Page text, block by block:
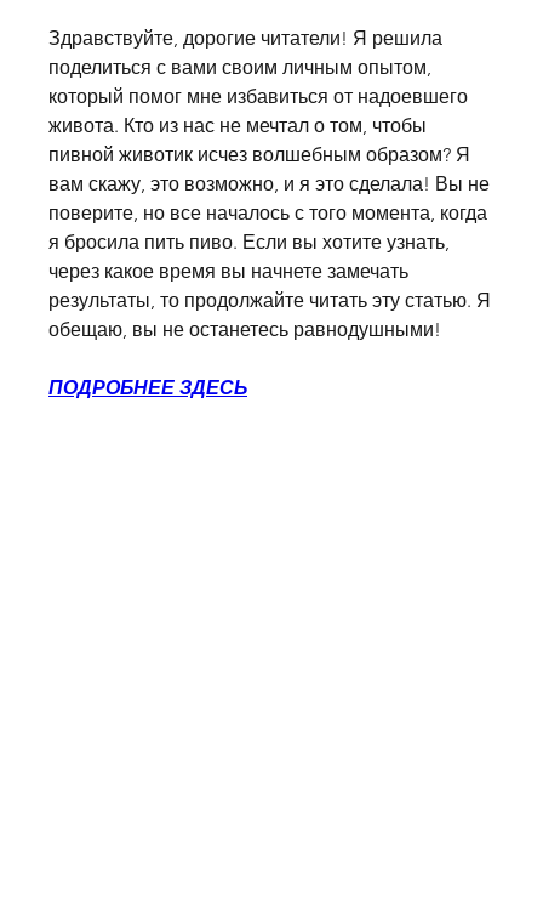
Здравствуйте, дорогие читатели! Я решила
поделиться с вами своим личным опытом,
который помог мне избавиться от надоевшего
живота. Кто из нас не мечтал о том, чтобы
пивной животик исчез волшебным образом? Я
вам скажу, это возможно, и я это сделала! Вы не
поверите, но все началось с того момента, когда
я бросила пить пиво. Если вы хотите узнать,
через какое время вы начнете замечать
результаты, то продолжайте читать эту статью. Я
обещаю, вы не останетесь равнодушными!
ПОДРОБНЕЕ ЗДЕСЬ